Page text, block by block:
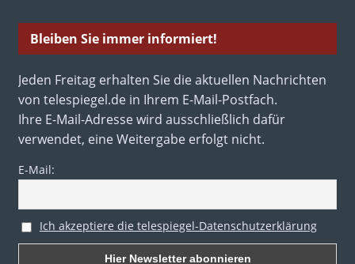
Bleiben Sie immer informiert!
Jeden Freitag erhalten Sie die aktuellen Nachrichten
von telespiegel.de in Ihrem E-Mail-Postfach.
Ihre E-Mail-Adresse wird ausschließlich dafür
verwendet, eine Weitergabe erfolgt nicht.
E-Mail:
Ich akzeptiere die telespiegel-Datenschutzerklärung